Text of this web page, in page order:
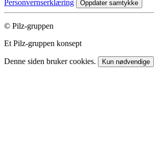
Personvernserklæring
Oppdater samtykke
© Pilz-gruppen
Et Pilz-gruppen konsept
Denne siden bruker cookies. Kun nødvendige